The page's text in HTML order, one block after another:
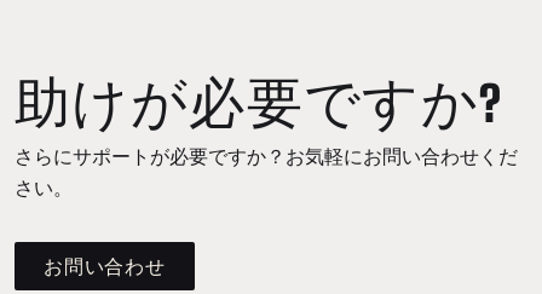
助けが必要ですか?
さらにサポートが必要ですか？お気軽にお問い合わせくだ
さい。
お問い合わせ